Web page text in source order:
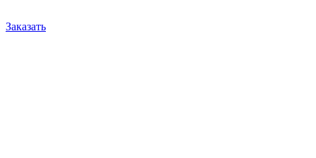
Заказать